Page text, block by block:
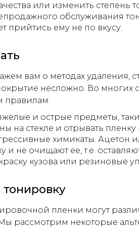
или изменить степень
обслуживания
прийтись ему не по вкусу.
вам о методах удаления,
несложно. Во многих
правилам:
и острые предметы,
на стекле и отрывать пленку
химикаты. Ацетон
и не очищают ее, т.е.
кузова или резиновые
пленки могут
рассмотрим некоторые